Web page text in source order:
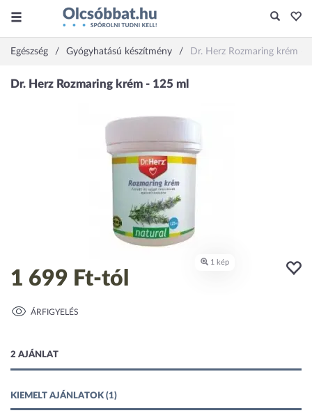
Egészség Gyógyhatású készítmény Dr. Herz Rozmaring krém -
1 699 Ft-tól
ÁRFIGYELÉS
2 AJÁNLAT
KIEMELT AJÁNLATOK (1)